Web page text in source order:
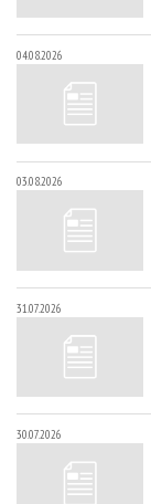
04.08.2026
03.08.2026
31.07.2026
30.07.2026